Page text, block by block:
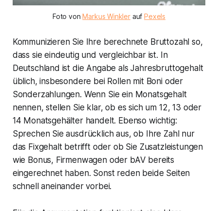
Foto von Markus Winklerauf Pexels
Kommunizieren Sie Ihre berechnete Bruttozahl so,
dass sie eindeutig und vergleichbar ist. In
Deutschland ist die Angabe als Jahresbruttogehalt
üblich, insbesondere bei Rollen mit Boni oder
Sonderzahlungen. Wenn Sie ein Monatsgehalt
nennen, stellen Sie klar, ob es sich um 12, 13 oder
14 Monatsgehälter handelt. Ebenso wichtig:
Sprechen Sie ausdrücklich aus, ob Ihre Zahl nur
das Fixgehalt betrifft oder ob Sie Zusatzleistungen
wie Bonus, Firmenwagen oder bAV bereits
eingerechnet haben. Sonst reden beide Seiten
schnell aneinander vorbei.